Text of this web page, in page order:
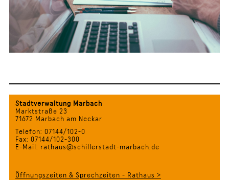
Stadtverwaltung Marbach
Marktstraße 23
71672 Marbach am Neckar
Telefon: 07144/102-0
Fax: 07144/102-300
E-Mail: rathaus@schillerstadt-marbach.de
Öffnungszeiten & Sprechzeiten - Rathaus >